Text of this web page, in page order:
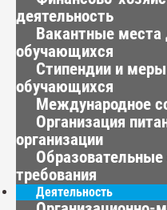
деятельность
Вакантные места
обучающихся
Стипендии и
обучающихся
Международное
Организация
организации
требования
Деятельность